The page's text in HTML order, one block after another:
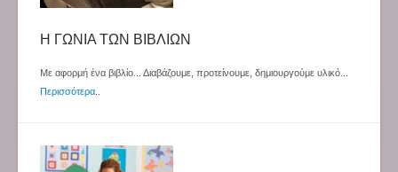
Η ΓΩΝΙΑ ΤΩΝ ΒΙΒΛΙΩΝ
Με αφορμή ένα βιβλίο... Διαβάζουμε, προτείνουμε, δημιουργούμε υλικό...
Περισσότερα